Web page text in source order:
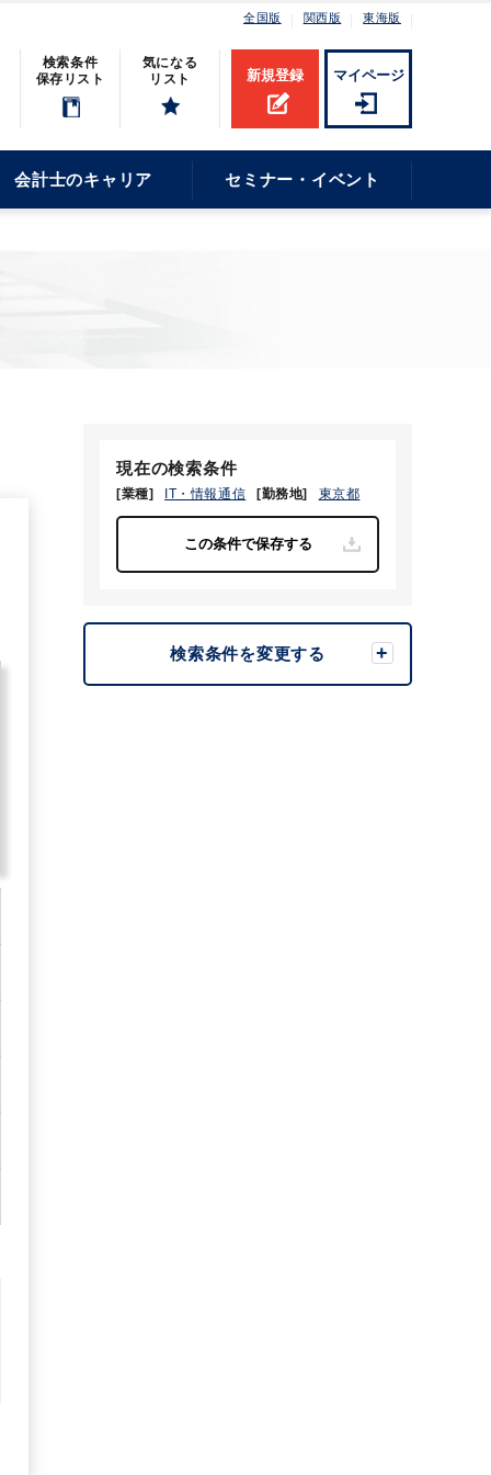
全国版 関西版 東海版
検索条件
保存リスト
気になる
リスト
新規登録 マイページ
会計士のキャリア セミナー・イベント
現在の検索条件
[業種] IT・情報通信 [勤務地] 東京都
検索条件を変更する